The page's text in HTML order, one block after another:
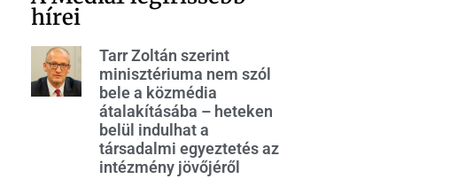
hírei
Tarr Zoltán szerint
minisztériuma nem szól
bele a közmédia
átalakításába – heteken
belül indulhat a
társadalmi egyeztetés az
intézmény jövőjéről